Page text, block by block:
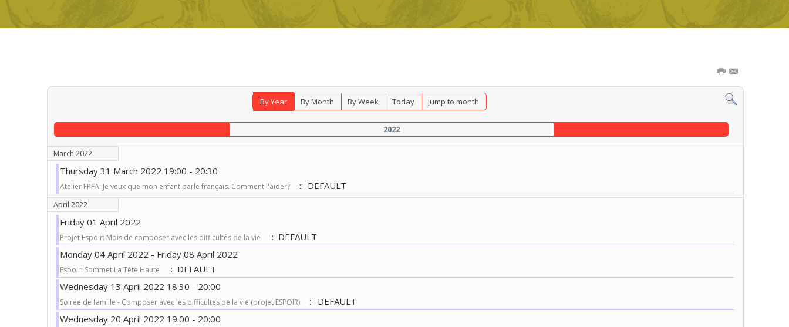
By Year By Month By Week Today Jump to month
2022
March 2022
Thursday 31 March 2022 19:00 - 20:30
Atelier FPFA: Je veux que mon enfant parle français. Comment l'aider? :: DEFAULT
April 2022
Friday 01 April 2022
Projet Espoir: Mois de composer avec les difficultés de la vie
:: DEFAULT
Monday 04 April 2022 - Friday 08 April 2022
Espoir: Sommet La Tête Haute
:: DEFAULT
Wednesday 13 April 2022 18:30 - 20:00
Soirée de famille - Composer avec les difficultés de la vie (projet ESPOIR)
:: DEFAULT
Wednesday 20 April 2022 19:00 - 20:00